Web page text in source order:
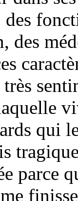
des
très
qui
parce